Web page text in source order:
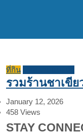
ที่กิน
รวมร้านชาเขี
January 12, 2026
458 Views
STAY